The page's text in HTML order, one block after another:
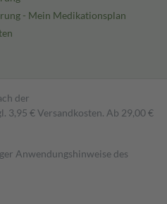
- Mein Medikationsplan
der
3,95 € Versandkosten. Ab 29,00 €
Anwendungshinweise des